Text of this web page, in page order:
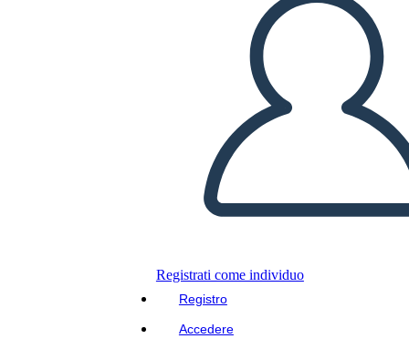
Registrati come individuo
Registro
Accedere
RIPRODURRE LA PRESENTAZIONE
LEGGIMI